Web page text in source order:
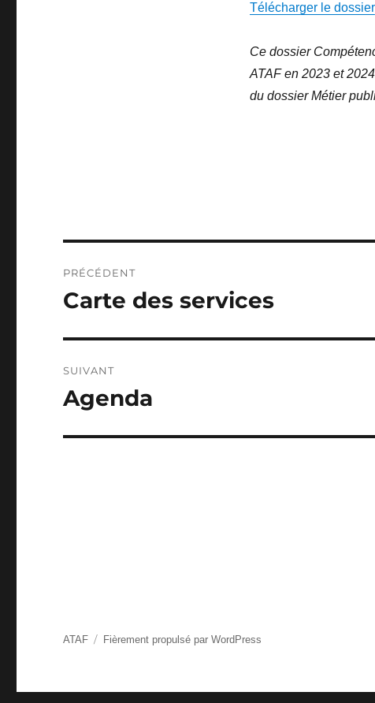
Télécharger le dossier
Ce dossier
ATAF en 2023 et
du dossier Métier
de
PRÉCÉDENT
Publication
Carte des services
SUIVANT
Publication
Agenda
ATAF Fièrement propulsé par WordPress